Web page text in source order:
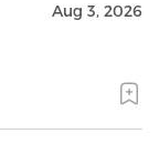
Aug 3, 2026